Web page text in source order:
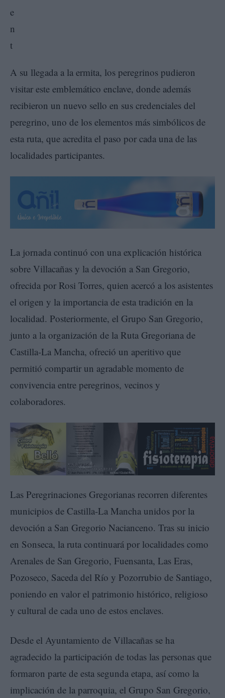
A su llegada a la ermita, los peregrinos pudieron
visitar este emblemático enclave, donde además
recibieron un nuevo sello en sus credenciales del
peregrino, uno de los elementos más simbólicos de
esta ruta, que acredita el paso por cada una de las
localidades participantes.
La jornada continuó con una explicación histórica
sobre Villacañas y la devoción a San Gregorio,
ofrecida por Rosi Torres, quien acercó a los asistentes
el origen y la importancia de esta tradición en la
localidad. Posteriormente, el Grupo San Gregorio,
junto a la organización de la Ruta Gregoriana de
Castilla-La Mancha, ofreció un aperitivo que
permitió compartir un agradable momento de
convivencia entre peregrinos, vecinos y
colaboradores.
Las Peregrinaciones Gregorianas recorren diferentes
municipios de Castilla-La Mancha unidos por la
devoción a San Gregorio Nacianceno. Tras su inicio
en Sonseca, la ruta continuará por localidades como
Arenales de San Gregorio, Fuensanta, Las Eras,
Pozoseco, Saceda del Río y Pozorrubio de Santiago,
poniendo en valor el patrimonio histórico, religioso
y cultural de cada uno de estos enclaves.
Desde el Ayuntamiento de Villacañas se ha
agradecido la participación de todas las personas que
formaron parte de esta segunda etapa, así como la
implicación de la parroquia, el Grupo San Gregorio,